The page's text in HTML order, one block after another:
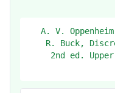
[1] A. V.
R. Buck,
2nd ed.